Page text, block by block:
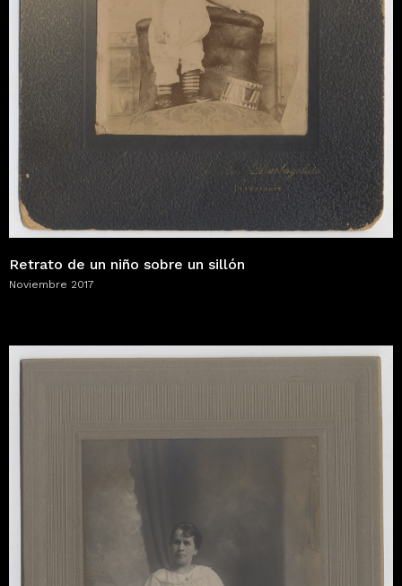
Retrato de un niño sobre un sillón
Noviembre 2017